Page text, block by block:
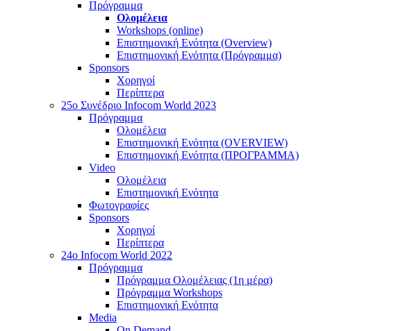
Πρόγραμμα
Ολομέλεια
Workshops (online)
Επιστημονική Ενότητα (Overview)
Επιστημονική Ενότητα (Πρόγραμμα)
Sponsors
Χορηγοί
Περίπτερα
25o Συνέδριο Infocom World 2023
Πρόγραμμα
Ολομέλεια
Επιστημονική Ενότητα (OVERVIEW)
Επιστημονική Ενότητα (ΠΡΟΓΡΑΜΜΑ)
Video
Ολομέλεια
Επιστημονική Ενότητα
Φωτογραφίες
Sponsors
Χορηγοί
Περίπτερα
24o Infocom World 2022
Πρόγραμμα
Πρόγραμμα Ολομέλειας (1η μέρα)
Πρόγραμμα Workshops
Επιστημονική Ενότητα
Media